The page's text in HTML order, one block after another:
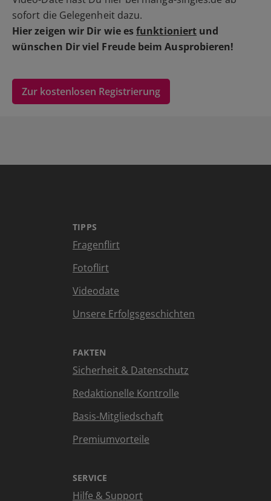
sofort die Gelegenheit dazu.
Hier zeigen wir Dir wie esfunktioniert und
wünschen Dir viel Freude beim Ausprobieren!
Zur kostenlosen Registrierung
TIPPS
Fragenflirt
Fotoflirt
Videodate
Unsere Erfolgsgeschichten
FAKTEN
Sicherheit & Datenschutz
Redaktionelle Kontrolle
Basis-Mitgliedschaft
Premiumvorteile
SERVICE
Hilfe & Support